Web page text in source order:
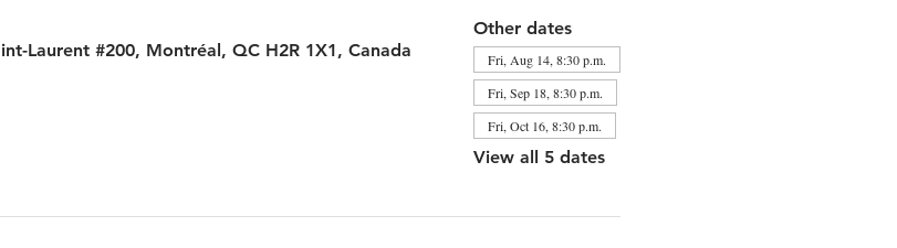
Laurent #200, Montréal, QC H2R 1X1, Canada
Other dates
Fri, Aug 14, 8:30 p.m.
Fri, Sep 18, 8:30 p.m.
Fri, Oct 16, 8:30 p.m.
View all 5 dates